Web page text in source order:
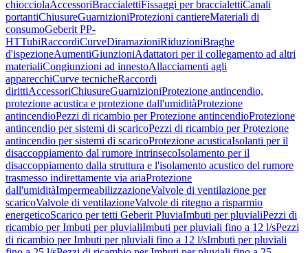
chiocciolaAccessoriBraccialettiFissaggi per braccialettiCanali
portantiChiusureGuarnizioniProtezioni cantiereMateriali di
consumoGeberit PP-
HTTubiRaccordiCurveDiramazioniRiduzioniBraghe
d'ispezioneAumentiGiunzioniAdattatori per il collegamento ad altri
materialiCongiunzioni ad innestoAllacciamenti agli
apparecchiCurve tecnicheRaccordi
dirittiAccessoriChiusureGuarnizioniProtezione antincendio,
protezione acustica e protezione dall'umiditàProtezione
antincendioPezzi di ricambio per Protezione antincendioProtezione
antincendio per sistemi di scaricoPezzi di ricambio per Protezione
antincendio per sistemi di scaricoProtezione acusticaIsolanti per il
disaccoppiamento dal rumore intrinsecoIsolamento per il
disaccoppiamento dalla struttura e l'isolamento acustico del rumore
trasmesso indirettamente via ariaProtezione
dall'umiditàImpermeabilizzazioneValvole di ventilazione per
scaricoValvole di ventilazioneValvole di ritegno a risparmio
energeticoScarico per tetti Geberit PluviaImbuti per pluvialiPezzi di
ricambio per Imbuti per pluvialiImbuti per pluviali fino a 12 l/sPezzi
di ricambio per Imbuti per pluviali fino a 12 l/sImbuti per pluviali